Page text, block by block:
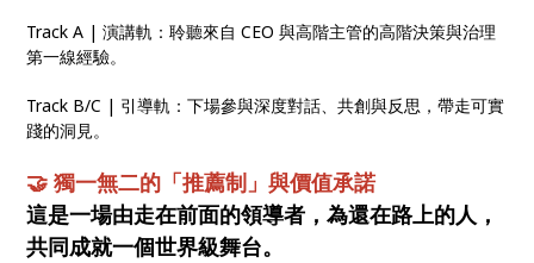
Track A | 演講軌：聆聽來自 CEO 與高階主管的高階決策與治理
第一線經驗。
Track B/C | 引導軌：下場參與深度對話、共創與反思，帶走可實
踐的洞見。
🤝 獨一無二的「推薦制」與價值承諾
這是一場由走在前面的領導者，為還在路上的人，
共同成就一個世界級舞台。